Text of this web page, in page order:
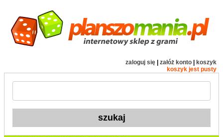
zaloguj się załóż konto
koszyk
koszyk jest pusty